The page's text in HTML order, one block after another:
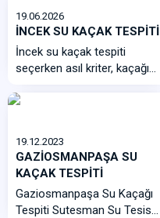
19.06.2026
İNCEK SU KAÇAK TESPİTİ
İncek su kaçak tespiti
seçerken asıl kriter, kaçağı
19.12.2023
GAZİOSMANPAŞA SU
KAÇAK TESPİTİ
Gaziosmanpaşa Su Kaçağı
Tespiti Sutesman Su Tesisat